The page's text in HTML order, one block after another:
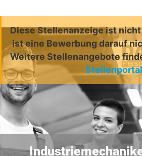
Diese Stellenanzeige ist
ist eine Bewerbung darauf
Weitere Stellenangebote
Stellenportal